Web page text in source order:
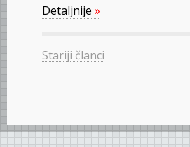
Detaljnije »
Stariji članci